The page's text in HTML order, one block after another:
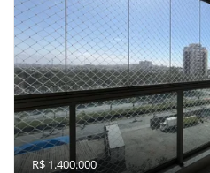
R$ 1.400.000